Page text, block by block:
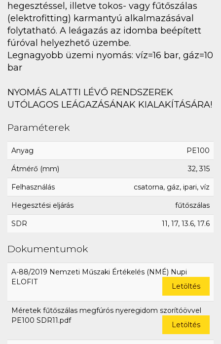
hegesztéssel, illetve tokos- vagy fűtőszálas
(elektrofitting) karmantyú alkalmazásával
folytatható. A leágazás az idomba beépített
fúróval helyezhető üzembe.
Legnagyobb üzemi nyomás: víz=16 bar, gáz=10
bar
NYOMÁS ALATTI LÉVŐ RENDSZEREK
UTÓLAGOS LEÁGAZÁSÁNAK KIALAKÍTÁSÁRA!
Paraméterek
Anyag PE100
Átmérő (mm) 32, 315
Felhasználás csatorna, gáz, ipari, víz
Hegesztési eljárás fűtőszálas
SDR 11, 17, 13.6, 17.6
Dokumentumok
A-88/2019 Nemzeti Műszaki Értékelés (NMÉ) Nupi
ELOFIT
Letöltés
Méretek fűtőszálas megfúrós nyeregidom szorítóövvel
PE100 SDR11.pdf
Letöltés